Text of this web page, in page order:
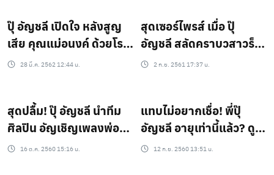
ปุ๊ อัญชลี เปิดใจ หลังสูญ
เสีย คุณแม่อนงค์ ด้วยโรค
ชราวัย 96 ปี
28 มี.ค. 2562 12:44 น.
สุดเซอร์ไพรส์ เมื่อ ปุ๊
อัญชลี สลัดคราบวสาวร็
อกเกอร์ ร่วมเดินแบบแอล
2 ก.ย. 2561 17:37 น.
สุดปลื้ม! ปุ๊ อัญชลี นำทีม
ศิลปิน อัญเชิญเพลงพ่อ
หลวงสุดยิ่งใหญ่!!
16 ต.ค. 2560 15:16 น.
แทบไม่อยากเชื่อ! พี่ปุ๊
อัญชลี อายุเท่านี้แล้ว? ดูสิ
ยังสตรองอยุ่เลย
12 ก.ย. 2560 13:51 น.